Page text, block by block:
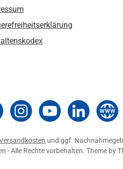
bei Facebook
Thomashilfen bei Instagram
Thomashilfen bei YouTube
Thomashilfen bei
Zur
und ggf.
- Alle Rechte vorbehalten. Theme by